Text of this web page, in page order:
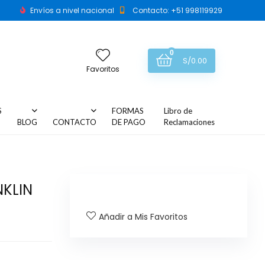
Envíos a nivel nacional Contacto: +51 998119929
Favoritos
0
S/0.00
BLOG
CONTACTO
FORMAS
DE PAGO
Libro de
Reclamaciones
Añadir a Mis Favoritos